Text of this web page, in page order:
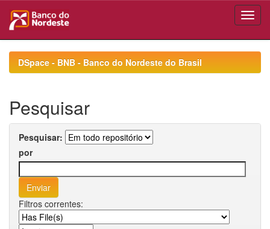
navigationDSpace - BNB - Banco do Nordeste do Brasil
Pesquisar
Pesquisar:
por
Filtros correntes: